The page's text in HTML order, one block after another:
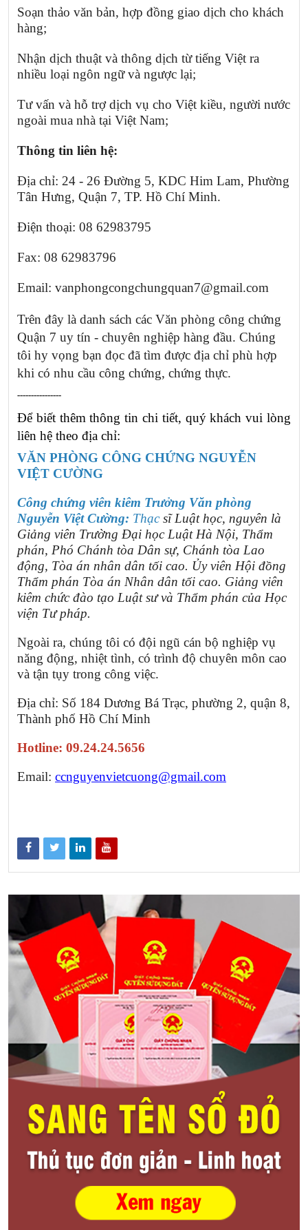
Soạn thảo văn bản, hợp đồng giao dịch cho khách
hàng;
Nhận dịch thuật và thông dịch từ tiếng Việt ra
nhiều loại ngôn ngữ và ngược lại;
Tư vấn và hỗ trợ dịch vụ cho Việt kiều, người nước
ngoài mua nhà tại Việt Nam;
Thông tin liên hệ:
Địa chỉ: 24 - 26 Đường 5, KDC Him Lam, Phường
Tân Hưng, Quận 7, TP. Hồ Chí Minh.
Điện thoại: 08 62983795
Fax: 08 62983796
Email: vanphongcongchungquan7@gmail.com
Trên đây là danh sách các Văn phòng công chứng
Quận 7 uy tín - chuyên nghiệp hàng đầu. Chúng
tôi hy vọng bạn đọc đã tìm được địa chỉ phù hợp
khi có nhu cầu công chứng, chứng thực.
----------------
Để biết thêm thông tin chi tiết, quý khách vui lòng
liên hệ theo địa chỉ:
VĂN PHÒNG CÔNG CHỨNG NGUYỄN
VIỆT CƯỜNG
Công chứng viên kiêm Trưởng Văn phòng
Nguyễn Việt Cường: Thạc sĩ Luật học, nguyên là
Giảng viên Trường Đại học Luật Hà Nội, Thẩm
phán, Phó Chánh tòa Dân sự, Chánh tòa Lao
động, Tòa án nhân dân tối cao. Ủy viên Hội đồng
Thẩm phán Tòa án Nhân dân tối cao. Giảng viên
kiêm chức đào tạo Luật sư và Thẩm phán của Học
viện Tư pháp.
Ngoài ra, chúng tôi có đội ngũ cán bộ nghiệp vụ
năng động, nhiệt tình, có trình độ chuyên môn cao
và tận tụy trong công việc.
Địa chỉ: Số 184 Dương Bá Trạc, phường 2, quận 8,
Thành phố Hồ Chí Minh
Hotline: 09.24.24.5656
Email: ccnguyenvietcuong@gmail.com